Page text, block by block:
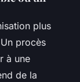
plus
procès
à une
de la